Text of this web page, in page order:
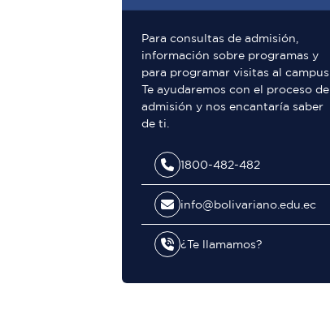
Para consultas de admisión,
información sobre programas y
para programar visitas al campus.
Te ayudaremos con el proceso de
admisión y nos encantaría saber
de ti.
1800-482-482
info@bolivariano.edu.ec
¿Te llamamos?